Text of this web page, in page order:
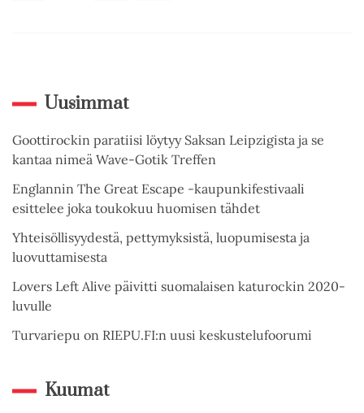
Uusimmat
Goottirockin paratiisi löytyy Saksan Leipzigista ja se
kantaa nimeä Wave-Gotik Treffen
Englannin The Great Escape -kaupunkifestivaali
esittelee joka toukokuu huomisen tähdet
Yhteisöllisyydestä, pettymyksistä, luopumisesta ja
luovuttamisesta
Lovers Left Alive päivitti suomalaisen katurockin 2020-
luvulle
Turvariepu on RIEPU.FI:n uusi keskustelufoorumi
Kuumat